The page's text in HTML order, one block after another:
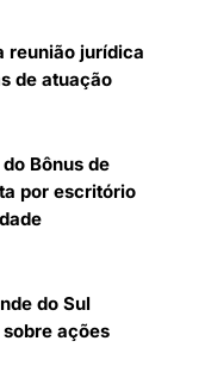
reunião jurídica
de atuação
Bônus de
por escritório
do Sul
ações